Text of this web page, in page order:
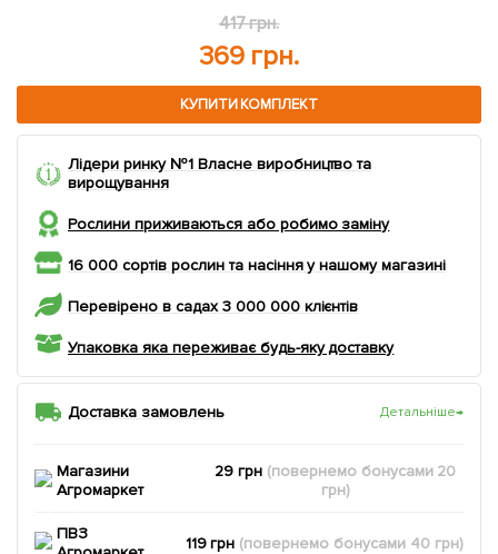
505 грн.
457 грн.
КУПИТИ КОМПЛЕКТ
Лідери ринку №1 Власне виробництво та
вирощування
Рослини приживаються або робимо заміну
16 000 сортів рослин та насіння у нашому магазині
Перевірено в садах 3 000 000 клієнтів
Упаковка яка переживає будь-яку доставку
Доставка замовлень Детальніше→
Магазини
Агромаркет
29 грн (повернемобонусами 20
грн)
ПВЗ
119 грн (повернемо бонусами 40 грн)